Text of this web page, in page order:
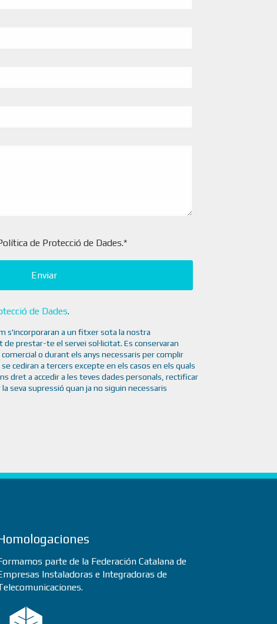
de Protecció de Dades.*
de Dades.
s'incorporaran a un fitxer sota la nostra
prestar-te el servei sol·licitat. Es conservaran
o durant els anys necessaris per complir
cediran a tercers excepte en els casos en els quals
dret a accedir a les teves dades personals, rectificar
seva supressió quan ja no siguin necessaris
parte de la Federación Catalana de
Instaladoras e Integradoras de